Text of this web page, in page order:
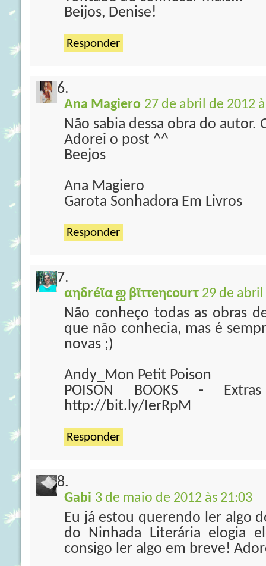
Beijos, Denise!
Responder
Ana Magiero 27 de abril de 2012
Não sabia dessa obra do
Adorei o post ^^
Beejos
Ana Magiero
Garota Sonhadora Em Livros
Responder
αηδréϊα ஐ βϊττeηcourτ 29 de abril
Não conheço todas as obras
que não conhecia, mas é
novas ;)
Andy_Mon Petit Poison
POISON BOOKS -
http://bit.ly/IerRpM
Responder
Gabi 3 de maio de 2012 às 21:03
Eu já estou querendo ler algo
do Ninhada Literária elogia
consigo ler algo em breve!